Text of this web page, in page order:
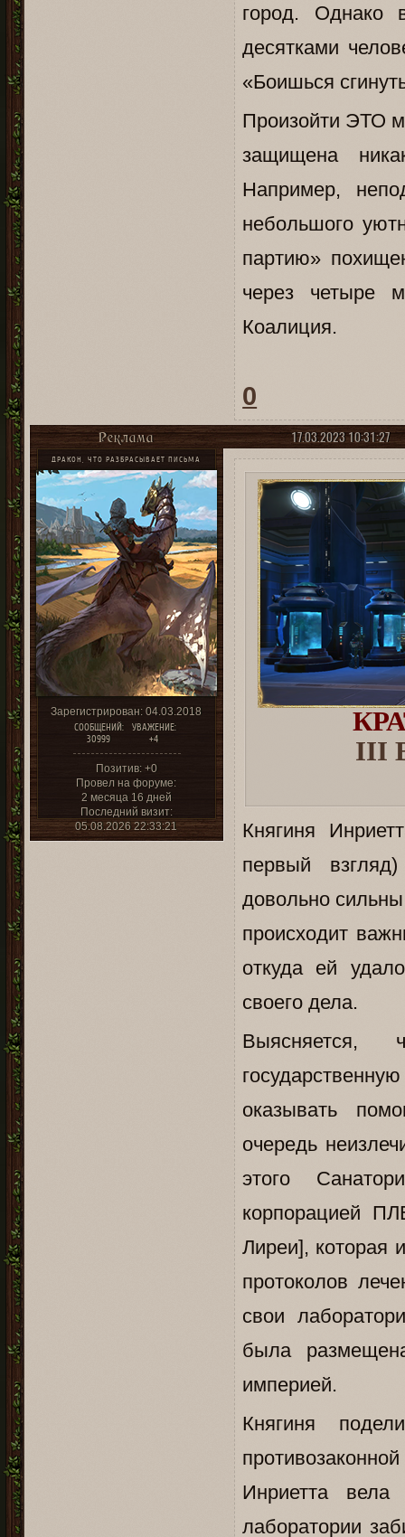
город. Однако
десятками
«Боишься
Произойти ЭТО
защищена
Например,
небольшого
партию»
через четыре
Коалиция.
0
17.03.2023 10:31:27
Реклама
ДРАКОН, ЧТО РАЗБРАСЫВАЕТ ПИСЬМА
Зарегистрирован: 04.03.2018
СООБЩЕНИЙ:
30999
УВАЖЕНИЕ:
+4
Позитив: +0
Провел на форуме:
2 месяца 16 дней
Последний визит:
05.08.2026 22:33:21
III
Княгиня
первый
довольно
происходит
откуда ей
своего дела.
оказывать
очередь
этого
корпорацией
Лиреи], которая
протоколов
свои
была
империей.
Княгиня
Инриетта
лаборатории